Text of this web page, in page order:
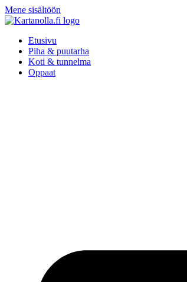
Mene sisältöön
Etusivu
Piha & puutarha
Koti & tunnelma
Oppaat